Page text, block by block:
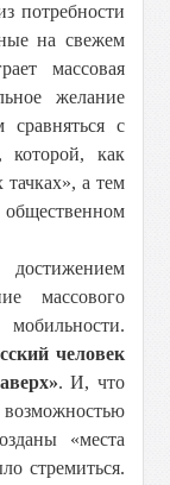
потребности
на свежем
массовая
желание
сравняться с
которой, как
а тем
массового
человек
. И, что
«места
стремиться.